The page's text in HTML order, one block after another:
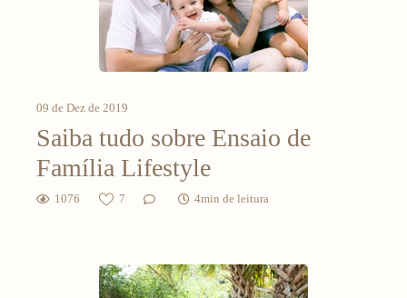
09 de Dez de 2019
Saiba tudo sobre Ensaio de
Família Lifestyle
1076 7 4min de leitura